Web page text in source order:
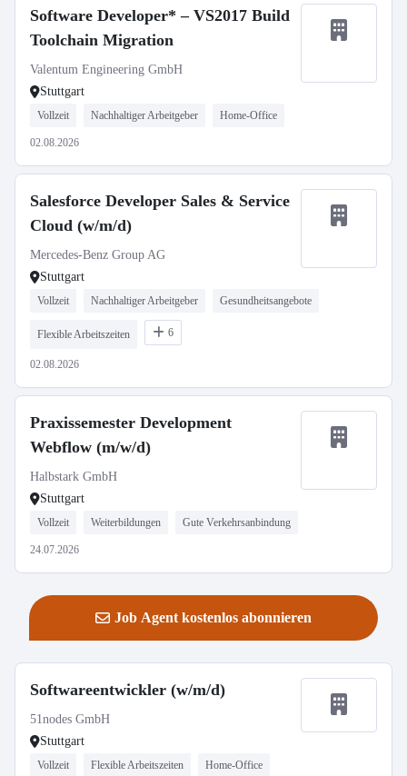
Software Developer* – VS2017 Build
Toolchain Migration
Valentum Engineering GmbH
Stuttgart
Vollzeit Nachhaltiger Arbeitgeber Home-Office
02.08.2026
Salesforce Developer Sales & Service
Cloud (w/m/d)
Mercedes-Benz Group AG
Stuttgart
Vollzeit Nachhaltiger Arbeitgeber Gesundheitsangebote
Flexible Arbeitszeiten 6
02.08.2026
Praxissemester Development
Webflow (m/w/d)
Halbstark GmbH
Stuttgart
Vollzeit Weiterbildungen Gute Verkehrsanbindung
24.07.2026
Job Agent kostenlos abonnieren
Softwareentwickler (w/m/d)
51nodes GmbH
Stuttgart
Vollzeit Flexible Arbeitszeiten Home-Office